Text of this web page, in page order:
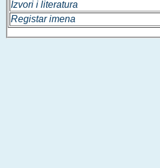
Izvori i literatura
Registar imena